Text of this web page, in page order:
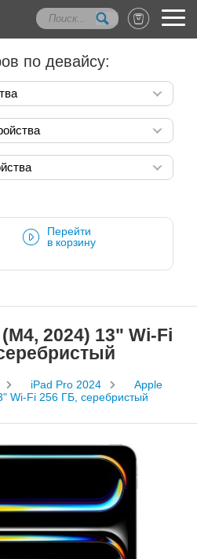
по девайсу:
Перейти
в корзину
2024) 13" Wi-Fi
iPad Pro 2024
Apple
Wi-Fi 256 ГБ, серебристый